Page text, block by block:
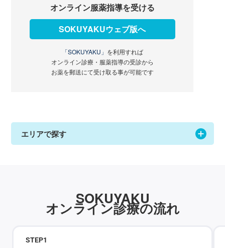
オンライン服薬指導を受ける
SOKUYAKUウェブ版へ
「SOKUYAKU」 を利用すれば
オンライン診療・服薬指導の受診から
お薬を郵送にて受け取る事が可能です
エリアで探す
SOKUYAKU
オンライン診療の流れ
STEP1